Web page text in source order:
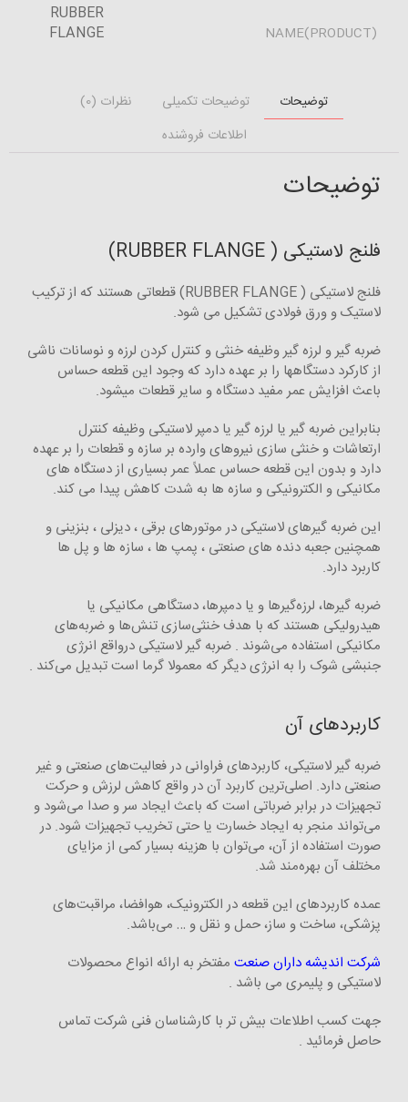
(PRODUCT)NAME
RUBBER
FLANGE
توضیحات توضیحات تکمیلی
نظرات (0)
اطلاعات فروشنده
توضیحات
فلنج لاستیکی ( RUBBER FLANGE)
فلنج لاستیکی ( RUBBER FLANGE) قطعاتی هستند که از ترکیب
لاستیک و ورق فولادی تشکیل می شود.
ضربه گیر و لرزه گیر وظیفه خنثی و کنترل کردن لرزه و نوسانات ناشی
از کارکرد دستگاهها را بر عهده دارد که وجود این قطعه حساس
باعث افزایش عمر مفید دستگاه و سایر قطعات میشود.
بنابراین ضربه گیر یا لرزه گیر یا دمپر لاستیکی وظیفه کنترل
ارتعاشات و خنثی سازی نیروهای وارده بر سازه و قطعات را بر عهده
دارد و بدون این قطعه حساس عملاً عمر بسیاری از دستگاه های
مکانیکی و الکترونیکی و سازه ها به شدت کاهش پیدا می کند.
این ضربه گیرهای لاستیکی در موتورهای برقی ، دیزلی ، بنزینی و
همچنین جعبه دنده های صنعتی ، پمپ ها ، سازه ها و پل ها
کاربرد دارد.
ضربه گیرها، لرزه‌گیرها و یا دمپرها، دستگاهی مکانیکی یا
هیدرولیکی هستند که با هدف خنثی‌سازی تنش‌ها و ضربه‌های
مکانیکی استفاده می‌شوند . ضربه گیر لاستیکی درواقع انرژی
جنبشی شوک را به انرژی دیگر که معمولا گرما است تبدیل می‌کند .
کاربردهای آن
ضربه گیر لاستیکی، کاربردهای فراوانی در فعالیت‌های صنعتی و غیر
صنعتی دارد. اصلی‌ترین کاربرد آن در واقع کاهش لرزش و حرکت
تجهیزات در برابر ضرباتی است که باعث ایجاد سر و صدا می‌شود و
می‌تواند منجر به ایجاد خسارت یا حتی تخریب تجهیزات شود. در
صورت استفاده از آن، می‌توان با هزینه بسیار کمی از مزایای
مختلف آن بهره‌مند شد.
عمده کاربردهای این قطعه در الکترونیک، هوافضا، مراقبت‌های
پزشکی، ساخت و ساز، حمل و نقل و … می‌باشد.
شرکت اندیشه داران صنعت مفتخر به ارائه انواع محصولات
لاستیکی و پلیمری می باشد .
جهت کسب اطلاعات بیش تر با کارشناسان فنی شرکت تماس
حاصل فرمائید .